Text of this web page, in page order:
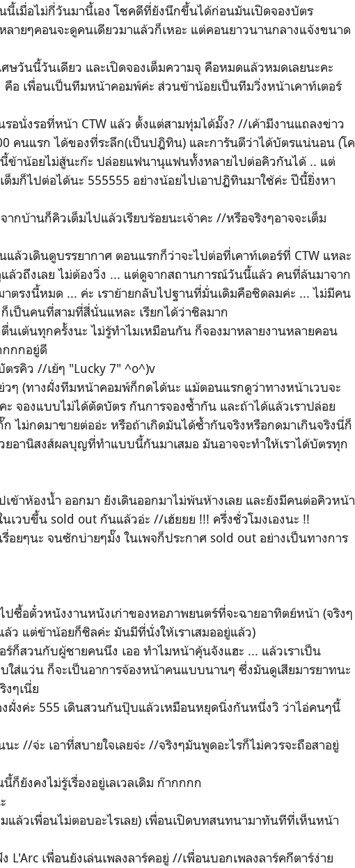
นี้เมื่อไม่กี่วันมานี้เอง โชคดีที่ยังนึกขึ้นได้ก่อนมันเปิดจองบัตร
ลายๆคอนจะดูคนเดียวมาแล้วก็เหอะ แต่คอนยาวนานกลางแจ้งขนาด
วันนี้วันเดียว และเปิดจองเต็มความจุ คือหมดแล้วหมดเลยนะคะ
คือ เพื่อนเป็นทีมหน้าคอมพ์ค่ะ ส่วนข้าน้อยเป็นทีมวิ่งหน้าเคาท์เตอร์
นั่งรอที่หน้า CTW แล้ว ตั้งแต่สามทุ่มได้มั๊ง? //เค้ามีงานแถลงข่าว
คนแรก ได้ของที่ระลึก(เป็นปฎิทิน) และการันตีว่าได้บัตรแน่นอน (โค
นี้ข้าน้อยไม่สู้นะก๊ะ ปล่อยแฟนานุแฟนทั้งหลายไปต่อคิวกันได้ .. แต่
ต็มก็ไปต่อได้นะ 555555 อย่างน้อยไปเอาปฏิทินมาใช้ค่ะ ปีนี้ยิ่งหา
กบ้านก็คิวเต็มไปแล้วเรียบร้อยนะเจ้าคะ //หรือจริงๆอาจจะเต็ม
ล้วเดินดูบรรยากาศ ตอนแรกก็ว่าจะไปต่อที่เคาท์เตอร์ที่ CTW แหละ
แล้วถึงเลย ไม่ต้องวิ่ง ... แต่ดูจากสถานการณ์วันนี้แล้ว คนที่ล้นมาจาก
ตรงนี้หมด ... ค่ะ เราย้ายกลับไปฐานที่มั่นเดิมคือชิดลมค่ะ ... ไม่มีคน
ก็เป็นคนที่สามที่สี่นั่นแหละ เรียกได้ว่าชิลมาก
นเต้นทุกครั้งนะ ไม่รู้ทำไมเหมือนกัน ก็จองมาหลายงานหลายคอน
กกอยู่ดี
ตรคิว //เย้ๆ "Lucky 7" ^o^)v
วๆ (ทางฝั่งทีมหน้าคอมพ์ก็กดได้นะ แม้ตอนแรกดูว่าทางหน้าเวบจะ
จองแบบไม่ได้ตัดบัตร กันการจองซ้ำกัน และถ้าได้แล้วเราปล่อย
ไม่กดมาขายต่ออ่ะ หรือถ้าเกิดมันได้ซ้ำกันจริงหรือกดมาเกินจริงนี่ก็
ยอานิสงส์ผลบุญที่ทำแบบนี้กันมาเสมอ มันอาจจะทำให้เราได้บัตรทุก
เข้าห้องน้ำ ออกมา ยังเดินออกมาไม่พ้นห้างเลย และยังมีคนต่อคิวหน้า
นเวบขึ้น sold out กันแล้วอ่ะ //เฮ้ยยย !!! ครึ่งชั่วโมงเองนะ !!
อยๆนะ จนซักบ่ายๆมั๊ง ในเพจก็ประกาศ sold out อย่างเป็นทางการ
ปซื้อตั๋วหนังงานหนังเก่าของหอภาพยนตร์ที่จะฉายอาทิตย์หน้า (จริงๆ
ว แต่ข้าน้อยก็ชิลค่ะ มันมีที่นั่งให้เราเสมออยู่แล้ว)
ร์ก็สวนกับผู้ชายคนนึง เออ ทำไมหน้าคุ้นจังแฮะ ... แล้วเราเป็น
ใส่แว่น ก็จะเป็นอาการจ้องหน้าคนแบบนานๆ ซึ่งมันดูเสียมารยาทนะ
ๆเนี่ย
ฝั่งค่ะ 555 เดินสวนกันปุ๊บแล้วเหมือนหยุดนิ่งกันหนึ่งวิ ว่าไอ่คนๆนี้
ะ //จ่ะ เอาที่สบายใจเลยจ่ะ //จริงๆมันพูดอะไรก็ไม่ควรจะถือสาอยู่
ก็ยังคงไม่รู้เรื่องอยู่เลเวลเดิม ก๊ากกกก
มแล้วเพื่อนไม่ตอบอะไรเลย) เพื่อนเปิดบทสนทนามาทันทีที่เห็นหน้า
L'Arc เพื่อนยังเล่นเพลงลาร์คอยู่ //เพื่อนบอกเพลงลาร์คกีตาร์ง่าย